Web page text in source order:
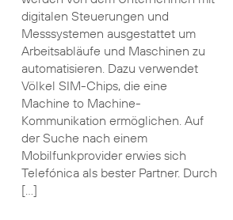
digitalen Steuerungen und
Messsystemen ausgestattet um
Arbeitsabläufe und Maschinen zu
automatisieren. Dazu verwendet
Völkel SIM-Chips, die eine
Machine to Machine-
Kommunikation ermöglichen. Auf
der Suche nach einem
Mobilfunkprovider erwies sich
Telefónica als bester Partner. Durch
[…]